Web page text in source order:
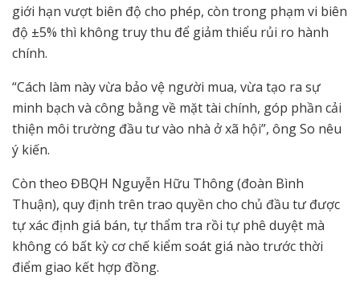
giới hạn vượt biên độ cho phép, còn trong phạm vi biên
độ ±5% thì không truy thu để giảm thiểu rủi ro hành
chính.
“Cách làm này vừa bảo vệ người mua, vừa tạo ra sự
minh bạch và công bằng về mặt tài chính, góp phần cải
thiện môi trường đầu tư vào nhà ở xã hội”, ông So nêu
ý kiến.
Còn theo ĐBQH Nguyễn Hữu Thông (đoàn Bình
Thuận), quy định trên trao quyền cho chủ đầu tư được
tự xác định giá bán, tự thẩm tra rồi tự phê duyệt mà
không có bất kỳ cơ chế kiểm soát giá nào trước thời
điểm giao kết hợp đồng.